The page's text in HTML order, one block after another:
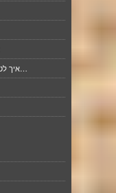
איך לטבען מתכונים- תחליפי ביצים, חלב, בשר ועוד…